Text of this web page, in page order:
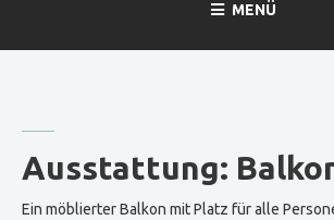
Mitterer
MENÜ
Ausstattung:
Ein möblierter Balkon mit Platz für alle